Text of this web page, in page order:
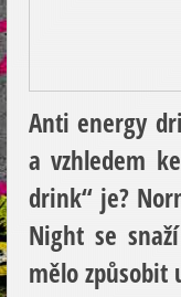
Anti energy
a vzhledem
drink“ je?
Night se
mělo způsobit